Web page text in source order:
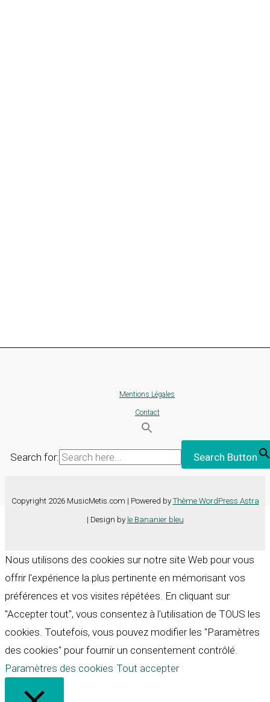
Mentions Légales
Contact
Search for: Search Button
Copyright 2026 MusicMetis.com | Powered by Thème WordPress Astra
| Design by le Bananier bleu
Nous utilisons des cookies sur notre site Web pour vous
offrir l'expérience la plus pertinente en mémorisant vos
préférences et vos visites répétées. En cliquant sur
"Accepter tout", vous consentez à l'utilisation de TOUS les
cookies. Toutefois, vous pouvez modifier les "Paramètres
des cookies" pour fournir un consentement contrôlé.
Paramètres des cookies Tout accepter